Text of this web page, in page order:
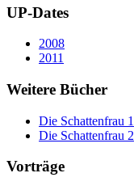
UP-Dates
2008
2011
Weitere Bücher
Die Schattenfrau 1
Die Schattenfrau 2
Vorträge